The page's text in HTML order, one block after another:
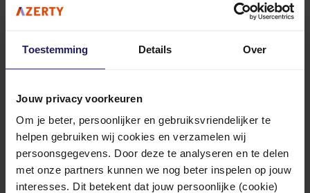
Toestemming Details Over
Jouw privacy voorkeuren
Om je beter, persoonlijker en gebruiksvriendelijker te
helpen gebruiken wij cookies en verzamelen wij
persoonsgegevens. Door deze te analyseren en te delen
met onze partners kunnen we nog beter inspelen op jouw
interesses. Dit betekent dat jouw persoonlijke (cookie)
Type stroombron
Batterij/Accu (81)
USB(209)
USB/batterij(9)